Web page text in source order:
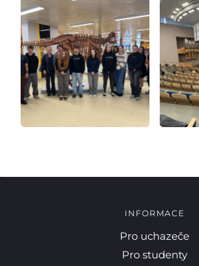
INFORMACE
Pro uchazeče
Pro studenty